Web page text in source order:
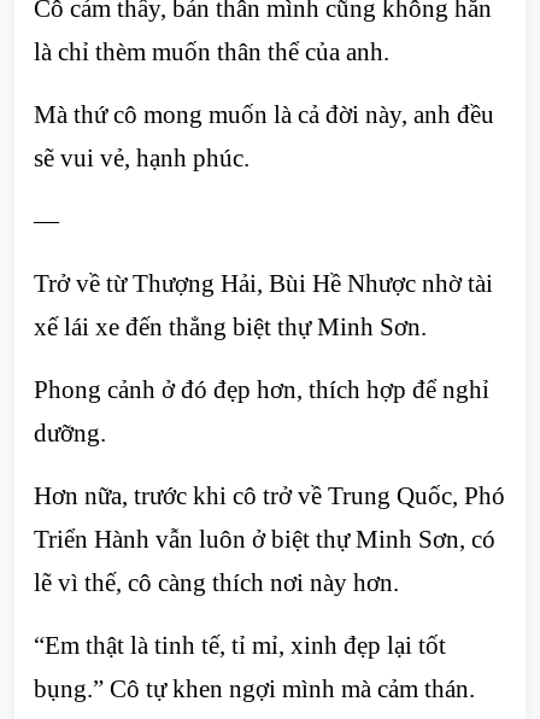
Cô cảm thấy, bản thân mình cũng không hẳn
là chỉ thèm muốn thân thể của anh.
Mà thứ cô mong muốn là cả đời này, anh đều
sẽ vui vẻ, hạnh phúc.
—
Trở về từ Thượng Hải, Bùi Hề Nhược nhờ tài
xế lái xe đến thẳng biệt thự Minh Sơn.
Phong cảnh ở đó đẹp hơn, thích hợp để nghỉ
dưỡng.
Hơn nữa, trước khi cô trở về Trung Quốc, Phó
Triển Hành vẫn luôn ở biệt thự Minh Sơn, có
lẽ vì thế, cô càng thích nơi này hơn.
“Em thật là tinh tế, tỉ mỉ, xinh đẹp lại tốt
bụng.” Cô tự khen ngợi mình mà cảm thán.